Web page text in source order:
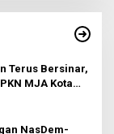
Terus Bersinar,
MJA Kota
NasDem-